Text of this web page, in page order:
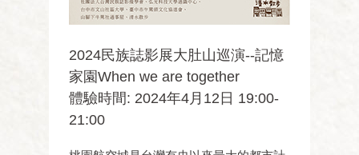
2024民族誌影展大肚山巡演--記憶
家園When we are together
體驗時間: 2024年4月12日 19:00-
21:00